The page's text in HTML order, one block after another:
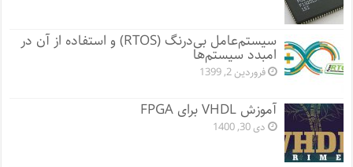
سیستم‌عامل بی‌درنگ (RTOS) و استفاده از آن در
امبدد سیستم‌ها
فروردین 2, 1399
آموزش VHDL برای FPGA
دی 30, 1400